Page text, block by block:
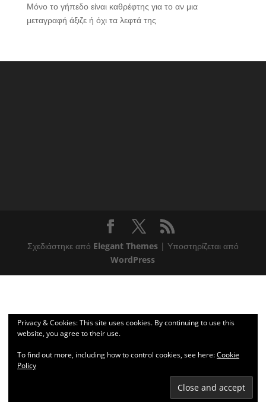
Μόνο το γήπεδο είναι καθρέφτης για το αν μια
μεταγραφή άξιζε ή όχι τα λεφτά της
Σχεδιάστηκε από Elegant Themes| Υποστηρίζεται από
WordPress
Privacy & Cookies: This site uses cookies. By continuing to use this
website, you agree to their use.
To find out more, including how to control cookies, see here:Cookie
Policy